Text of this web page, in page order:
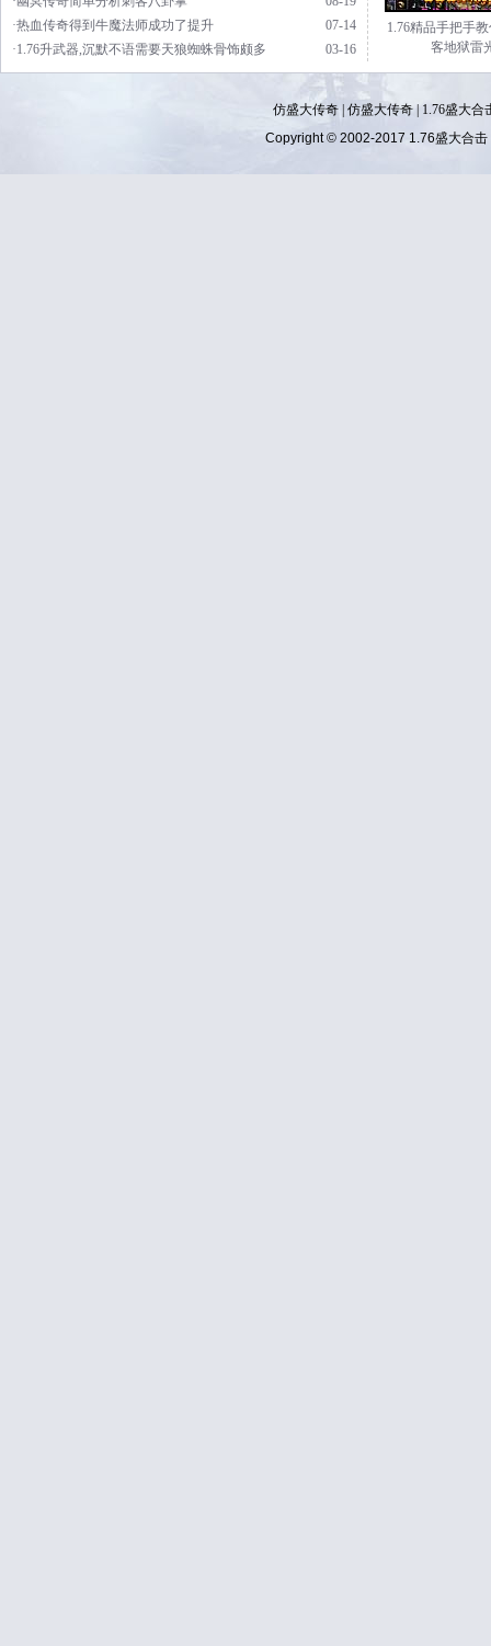
07-14
·热血传奇得到牛魔法师成功了提升
03-16
·1.76升武器,沉默不语需要天狼蜘蛛骨饰颇多
1.76精品手把手
客地狱雷
仿盛大传奇| 仿盛大传奇|
1.76盛大合
Copyright © 2002-2017 1.76盛大合击